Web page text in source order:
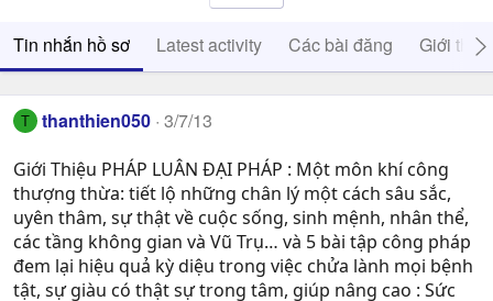
Tin nhắn hồ sơ Latest activity Các bài đăng Giới thiệu
T thanthien050 3/7/13
Giới Thiệu PHÁP LUÂN ĐẠI PHÁP : Một môn khí công
thượng thừa: tiết lộ những chân lý một cách sâu sắc,
uyên thâm, sự thật về cuộc sống, sinh mệnh, nhân thể,
các tầng không gian và Vũ Trụ… và 5 bài tập công pháp
đem lại hiệu quả kỳ diệu trong việc chửa lành mọi bệnh
tật, sự giàu có thật sự trong tâm, giúp nâng cao : Sức